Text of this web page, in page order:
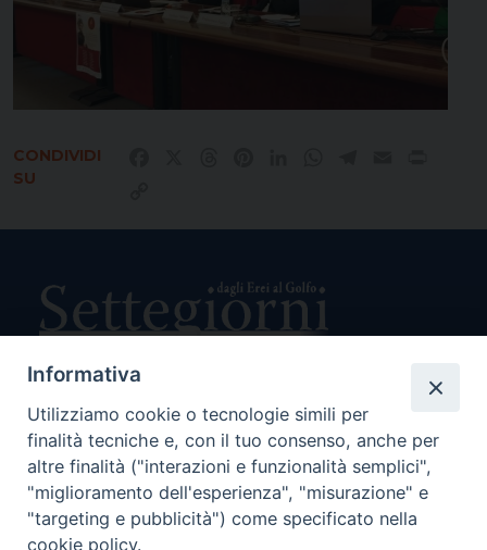
CONDIVIDI
SU
Direttore Responsabile Giuseppe Rabita
Direttore Amministrativo Salvatore Bruno
Editore e Proprietà Opera di Religione della Diocesi di Piazza
Armerina,
Via Cammarata, 21 – Piazza Armerina
P. I. 01121870867
Informativa
Utilizziamo cookie o tecnologie simili per
finalità tecniche e, con il tuo consenso, anche per
altre finalità ("interazioni e funzionalità semplici",
"miglioramento dell'esperienza", "misurazione" e
"targeting e pubblicità") come specificato nella
cookie policy.